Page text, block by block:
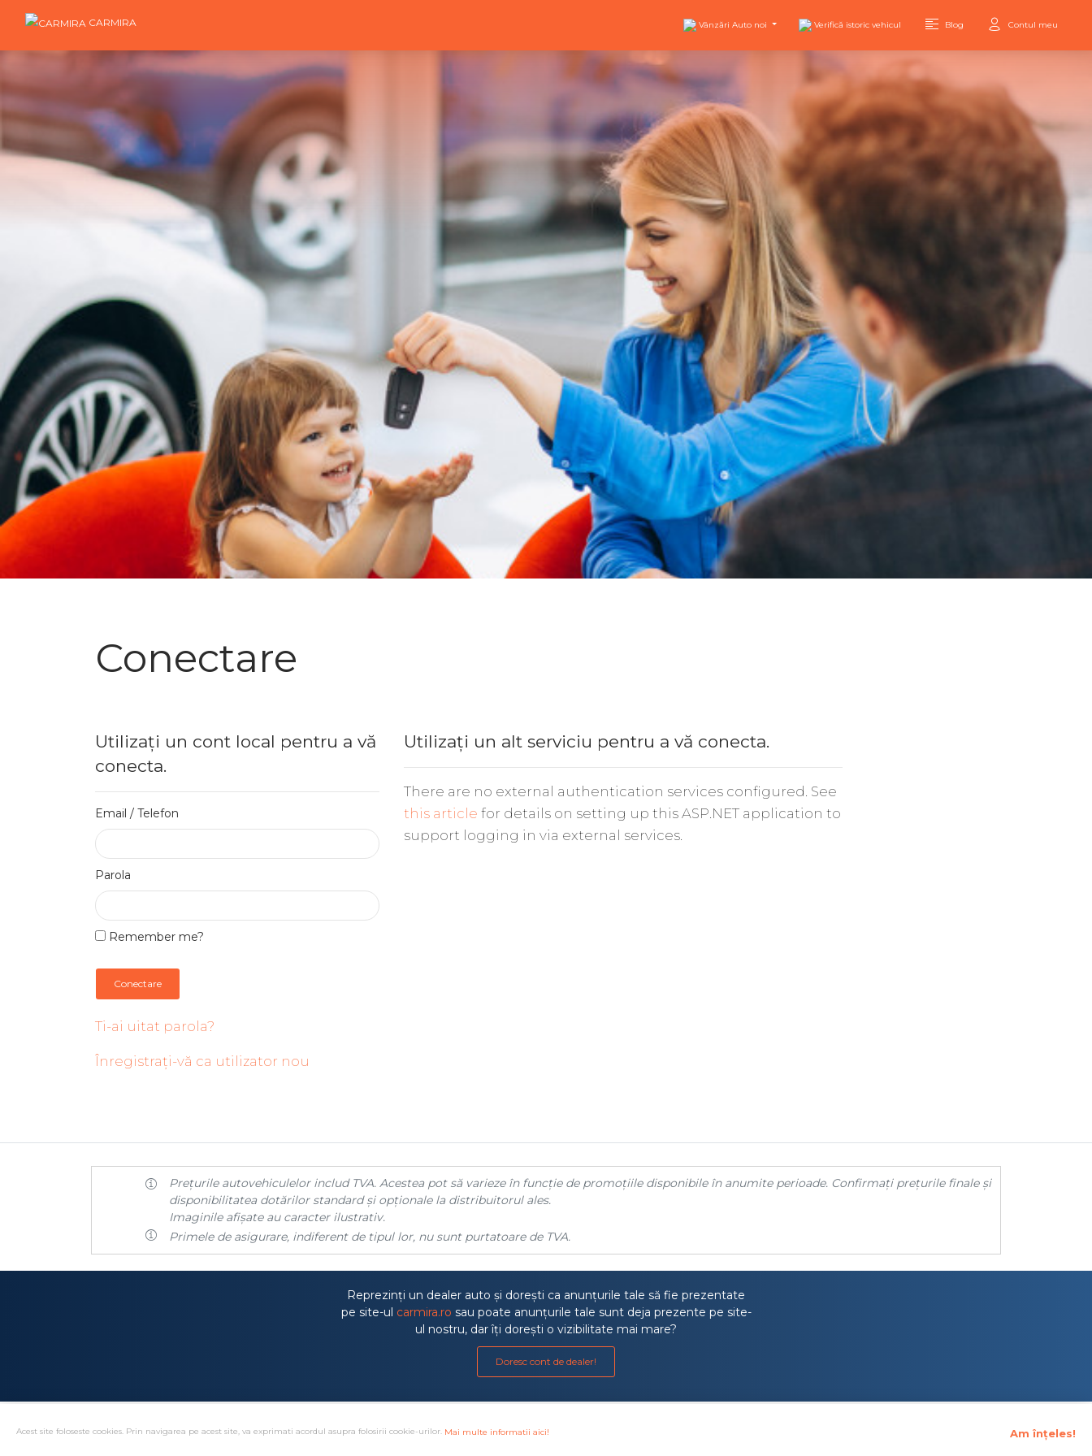
CARMIRA Vânzări Auto noi Verifică istoric vehicul Blog Contul meu
Acest site foloseste cookies. Prin navigarea pe acest site, va exprimati acordul asupra folosirii cookie-urilor. Mai multe informatii aici! Am înțeles!
Conectare
Utilizați un cont local pentru a vă
conecta.
Email / Telefon
Parola
Remember me?
Conectare
Ti-ai uitat parola?
Înregistrați-vă ca utilizator nou
Utilizați un alt serviciu pentru a vă conecta.
There are no external authentication services configured. See
this article for details on setting up this ASP.NET application to
support logging in via external services.
Prețurile autovehiculelor includ TVA. Acestea pot să varieze în funcție de promoțiile disponibile în anumite perioade. Confirmați prețurile finale și
disponibilitatea dotărilor standard și opționale la distribuitorul ales.
Imaginile afișate au caracter ilustrativ.
Primele de asigurare, indiferent de tipul lor, nu sunt purtatoare de TVA.
Reprezinți un dealer auto și dorești ca anunțurile tale să fie prezentate
pe site-ul carmira.ro sau poate anunțurile tale sunt deja prezente pe site-
ul nostru, dar îți dorești o vizibilitate mai mare?
Doresc cont de dealer!